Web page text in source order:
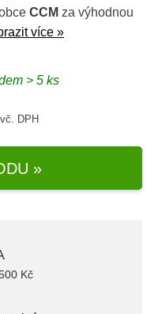
CCM za výhodnou
více »
> 5 ks
vč. DPH
»
Kč